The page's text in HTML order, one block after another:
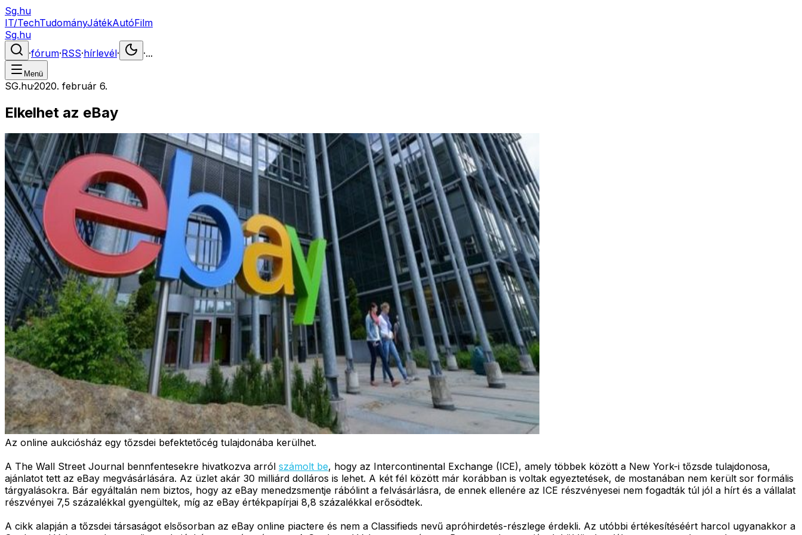
Sg.hu
IT/TechTudományJátékAutóFilm
Sg.hu
·fórum·RSS·hírlevél· ·...
Menü
SG.hu·2020. február 6.
Elkelhet az eBay
Az online aukciósház egy tőzsdei befektetőcég tulajdonába kerülhet.
A The Wall Street Journal bennfentesekre hivatkozva arról számolt be, hogy az Intercontinental Exchange (ICE), amely többek között a New York-i tőzsde tulajdonosa,
ajánlatot tett az eBay megvásárlására. Az üzlet akár 30 milliárd dolláros is lehet. A két fél között már korábban is voltak egyeztetések, de mostanában nem került sor formális
tárgyalásokra. Bár egyáltalán nem biztos, hogy az eBay menedzsmentje rábólint a felvásárlásra, de ennek ellenére az ICE részvényesei nem fogadták túl jól a hírt és a vállalat
részvényei 7,5 százalékkal gyengültek, míg az eBay értékpapírjai 8,8 százalékkal erősödtek.
A cikk alapján a tőzsdei társaságot elsősorban az eBay online piactere és nem a Classifieds nevű apróhirdetés-részlege érdekli. Az utóbbi értékesítéséért harcol ugyanakkor a